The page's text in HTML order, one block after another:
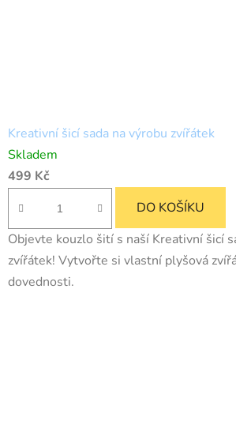
Kreativní šicí sada na výrobu zvířátek
Skladem
499 Kč
DO KOŠÍKU
Objevte kouzlo šití s naší Kreativní šicí
zvířátek! Vytvořte si vlastní plyšová
dovednosti.